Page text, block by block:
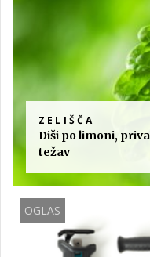
ZELIŠČA
Diši po limoni,
težav
OGLAS